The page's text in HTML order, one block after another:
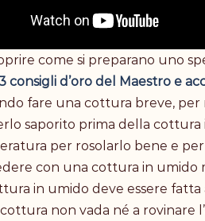
come si preparano uno
consigli d’oro del Maestro e
fare una cottura breve,
saporito prima della cottura
per rosolarlo bene e
con una cottura in umido
in umido deve essere
non vada né a rovinare